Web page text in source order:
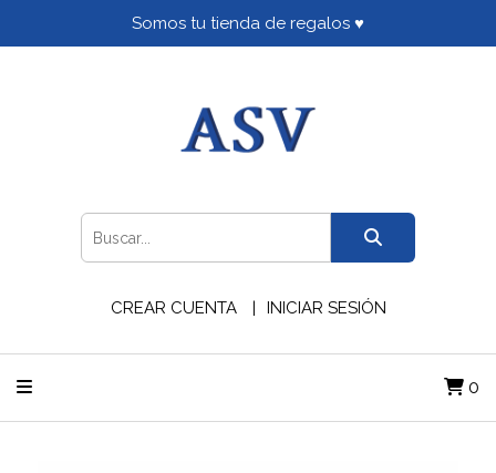
Somos tu tienda de regalos ♥
CREAR CUENTA INICIAR SESIÓN
0